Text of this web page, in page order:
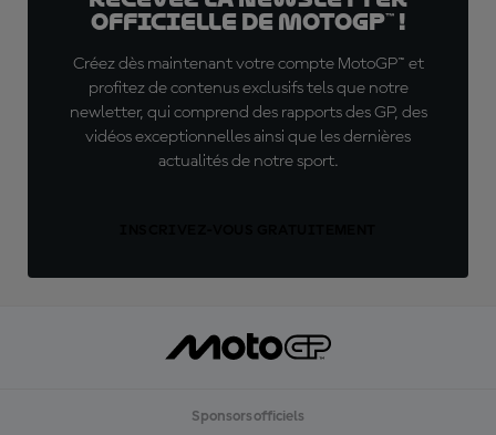
officielle de MotoGP™ !
Créez dès maintenant votre compte MotoGP™ et
profitez de contenus exclusifs tels que notre
newletter, qui comprend des rapports des GP, des
vidéos exceptionnelles ainsi que les dernières
actualités de notre sport.
Sponsors officiels